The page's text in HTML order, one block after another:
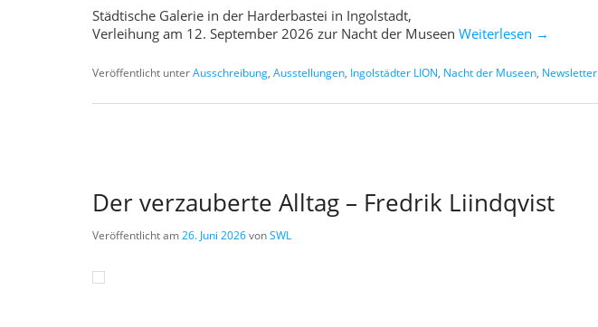
Städtische Galerie in der Harderbastei in Ingolstadt,
Verleihung am 12. September 2026 zur Nacht der MuseenWeiterlesen →
Veröffentlicht unterAusschreibung,Ausstellungen, Ingolstädter LION, Nacht der Museen, Newsletter
Der verzauberte Alltag – Fredrik Liindqvist
Veröffentlicht am26. Juni 2026vonSWL